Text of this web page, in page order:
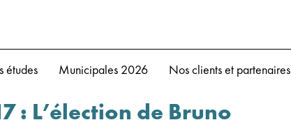
études Municipales 2026 Nos clients et partenaires
: L’élection de Bruno